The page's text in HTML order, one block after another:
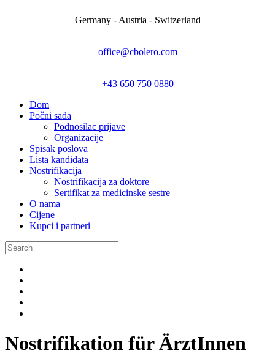
Germany - Austria - Switzerland
office@cbolero.com
+43 650 750 0880
Dom
Počni sada
Podnosilac prijave
Organizacije
Spisak poslova
Lista kandidata
Nostrifikacija
Nostrifikacija za doktore
Sertifikat za medicinske sestre
O nama
Cijene
Kupci i partneri
Nostrifikation für ÄrztInnen